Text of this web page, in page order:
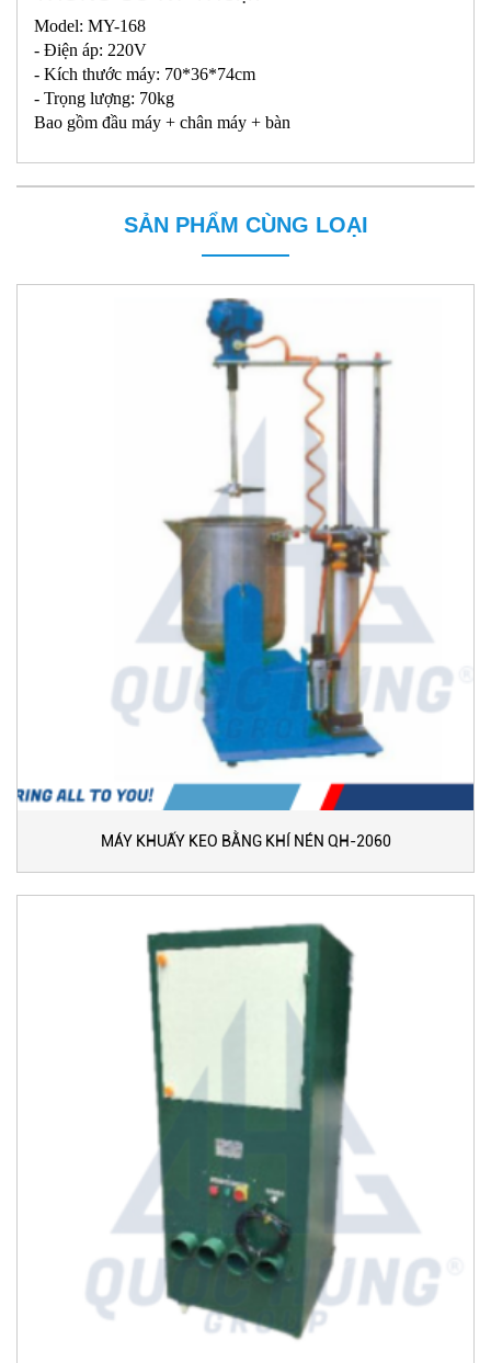
Model: MY-168
- Điện áp: 220V
- Kích thước máy: 70*36*74cm
- Trọng lượng: 70kg
Bao gồm đầu máy + chân máy + bàn
SẢN PHẨM CÙNG LOẠI
MÁY KHUẤY KEO BẰNG KHÍ NÉN QH-2060